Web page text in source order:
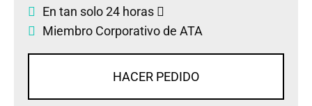
En tan solo 24 horas
Miembro Corporativo de ATA
HACER PEDIDO